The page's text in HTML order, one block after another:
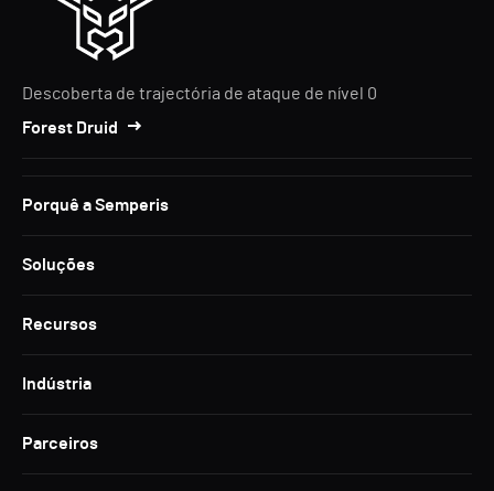
Descoberta de trajectória de ataque de nível 0
Forest Druid
Porquê a Semperis
Soluções
Recursos
Indústria
Parceiros